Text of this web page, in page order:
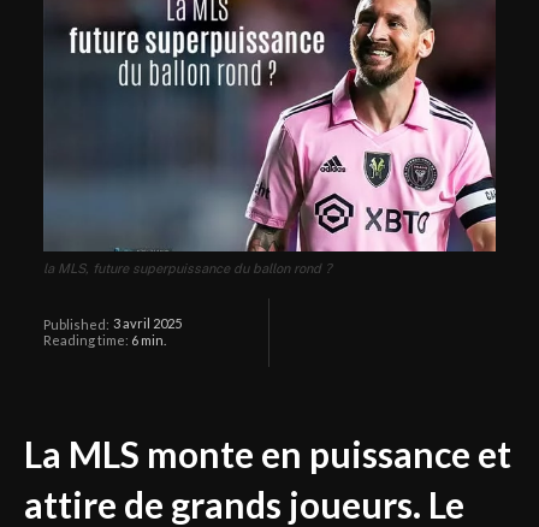
la MLS, future superpuissance du ballon rond ?
Published: 3 avril 2025
Reading time: 6 min.
La MLS monte en puissance et
attire de grands joueurs. Le